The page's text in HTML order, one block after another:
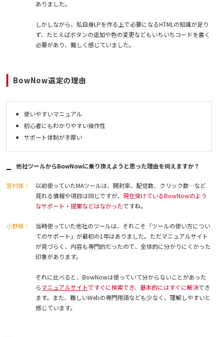
ありました。
しかしながら、私自身LPを作る上で必要になるHTMLの知識が足り
ず、たとえばボタンの追加や色の変更などもいちいちコードを書く
必要があり、難しく感じていました。
BowNow選定の理由
使いやすいマニュアル
初心者にもわかりやすい操作性
サポート体制が手厚い
他社ツールからBowNowに乗り換えようと思った理由を伺えますか？
宮村様：
以前使っていたMAツールは、開封率、配信数、クリック数…など
見れる情報や項目は同じですが、現在受けているBowNowのよう
なサポート・提案などはなかったですね。
小野様：
当時使っていた他社のツールは、それこそ「ツールの使い方につい
てのサポート」が最初の1年はありました。ただマニュアルサイト
が見づらく、内容も専門的だったので、全体的に分かりにくかった
印象があります。
それに比べると、BowNowは使っていて分からないことがあった
らマニュアルサイトですぐに検索でき、基本的にはすぐに解決でき
ます。また、難しいWebの専門用語なども少なく、理解しやすいと
感じています。